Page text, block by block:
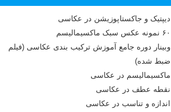
دیپتیک و جاکستا‌پوزیشن در عکاسی
۶۰ نمونه عکس سبک ماکسیمالیسم
وبینار دوره جامع آموزش ترکیب بندی عکاسی (فیلم
ضبط شده)
ماکسیمالیسم در عکاسی
نقطه عطف در عکاسی
اندازه و تناسب در عکاسی